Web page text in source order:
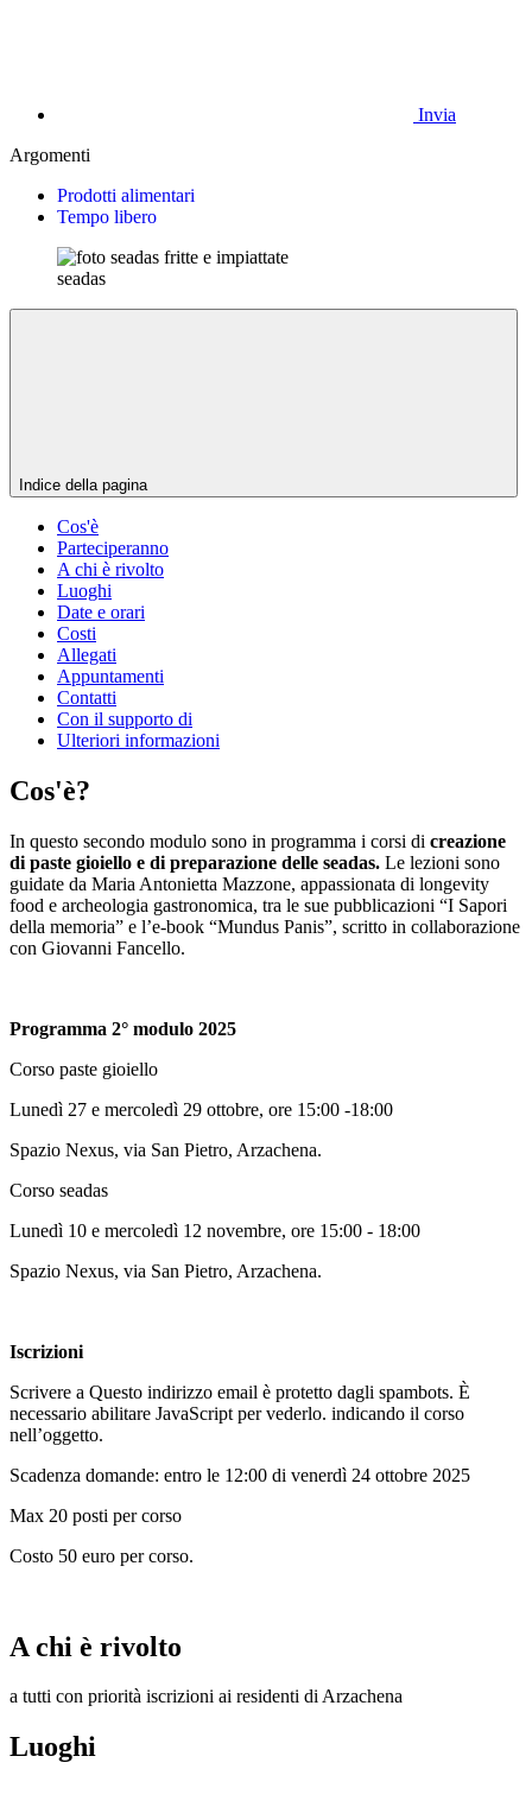
Invia
Argomenti
Prodotti alimentari
Tempo libero
seadas
Indice della pagina
Cos'è
Parteciperanno
A chi è rivolto
Luoghi
Date e orari
Costi
Allegati
Appuntamenti
Contatti
Con il supporto di
Ulteriori informazioni
Cos'è?
In questo secondo modulo sono in programma i corsi di creazione
di paste gioiello e di preparazione delle seadas. Le lezioni sono
guidate da Maria Antonietta Mazzone, appassionata di longevity
food e archeologia gastronomica, tra le sue pubblicazioni “I Sapori
della memoria” e l’e-book “Mundus Panis”, scritto in collaborazione
con Giovanni Fancello.
Programma 2° modulo 2025
Corso paste gioiello
Lunedì 27 e mercoledì 29 ottobre, ore 15:00 -18:00
Spazio Nexus, via San Pietro, Arzachena.
Corso seadas
Lunedì 10 e mercoledì 12 novembre, ore 15:00 - 18:00
Spazio Nexus, via San Pietro, Arzachena.
Iscrizioni
Scrivere a Questo indirizzo email è protetto dagli spambots. È
necessario abilitare JavaScript per vederlo. indicando il corso
nell’oggetto.
Scadenza domande: entro le 12:00 di venerdì 24 ottobre 2025
Max 20 posti per corso
Costo 50 euro per corso.
A chi è rivolto
a tutti con priorità iscrizioni ai residenti di Arzachena
Luoghi